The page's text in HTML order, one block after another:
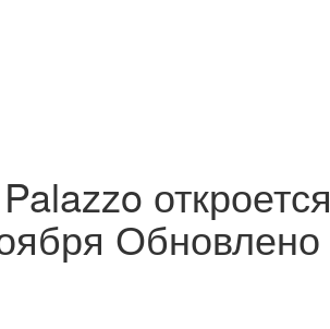
откроется
Обновлено